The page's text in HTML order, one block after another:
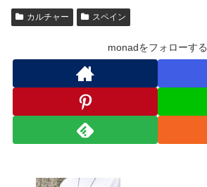
カルチャー スペイン
monadをフォローする